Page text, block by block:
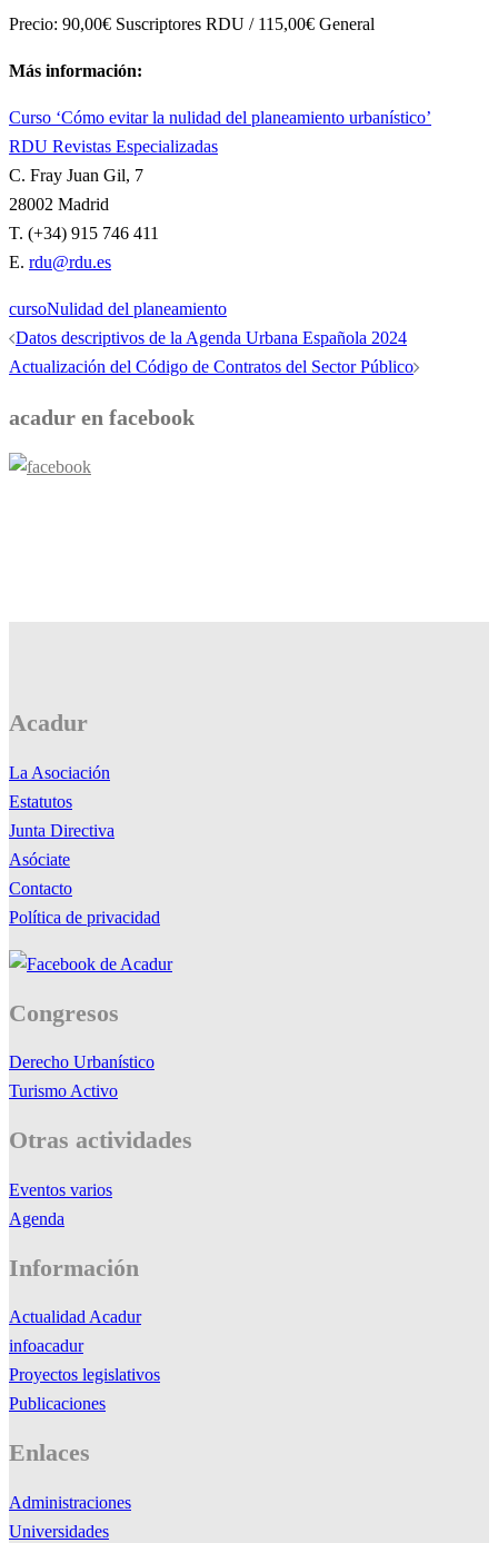
Precio: 90,00€ Suscriptores RDU / 115,00€ General
Más información:
Curso ‘Cómo evitar la nulidad del planeamiento urbanístico’
RDU Revistas Especializadas
C. Fray Juan Gil, 7
28002 Madrid
T. (+34) 915 746 411
E. rdu@rdu.es
cursoNulidad del planeamiento
Navegación
de
Datos descriptivos de la Agenda Urbana Española 2024
Actualización del Código de Contratos del Sector Público
acadur en facebook
Acadur
La Asociación
Estatutos
Junta Directiva
Asóciate
Contacto
Política de privacidad
Congresos
Derecho Urbanístico
Turismo Activo
Otras actividades
Eventos varios
Agenda
Información
Actualidad Acadur
infoacadur
Proyectos legislativos
Publicaciones
Enlaces
Administraciones
Universidades